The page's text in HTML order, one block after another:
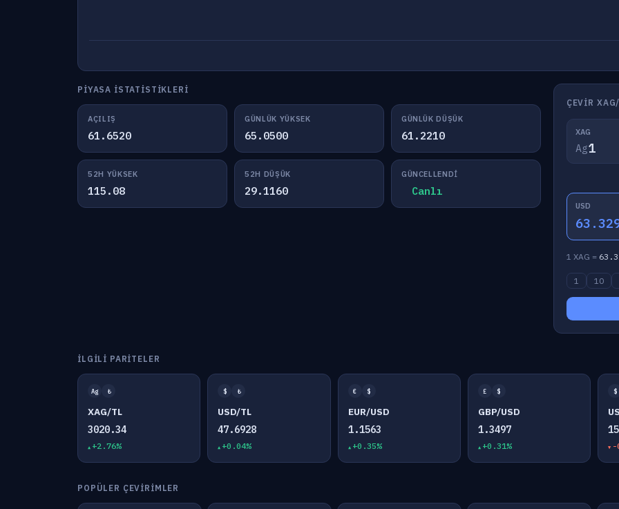
PIYASA İSTATISTIKLERI
AÇILIŞ
61.6520
GÜNLÜK YÜKSEK
65.0500
GÜNLÜK DÜŞÜK
61.2210
52H YÜKSEK
115.08
52H DÜŞÜK
29.1160
GÜNCELLENDI
Canlı
ÇEVIR
XAG
Ag
USD
1 XAG =
1 10
İLGILI PARITELER
Ag ₺
XAG/TL
3020.34
+2.76%
$ ₺
USD/TL
47.6928
+0.04%
€ $
EUR/USD
1.1563
+0.35%
£ $
GBP/USD
1.3497
+0.31%
$
-
POPÜLER ÇEVIRIMLER